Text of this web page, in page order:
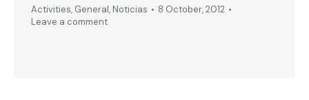
Activities, General, Noticias
8 October, 2012
Leave a comment